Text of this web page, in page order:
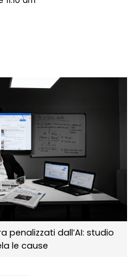
penalizzati dall’AI: studio
le cause